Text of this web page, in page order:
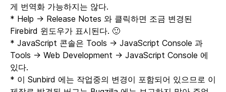
게 번역화 가능하지는 않다.
* Help -> Release Notes 와 클릭하면 조금 변경된
Firebird 윈도우가 표시된다. 🙂
* JavaScript 콘솔은 Tools -> JavaScript Console 과
Tools -> Web Development -> JavaScript Console 에
있다.
* 이 Sunbird 에는 작업중의 변경이 포함되어 있으므로 이